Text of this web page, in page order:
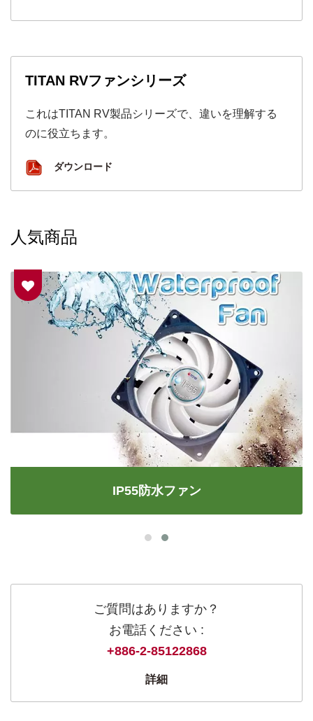
TITAN RVファンシリーズ
これはTITAN RV製品シリーズで、違いを理解する
のに役立ちます。
ダウンロード
人気商品
IP55防水ファン
ご質問はありますか？
お電話ください :
+886-2-85122868
詳細